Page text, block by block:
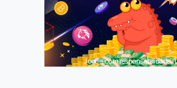
Jogue com responsabilidade.